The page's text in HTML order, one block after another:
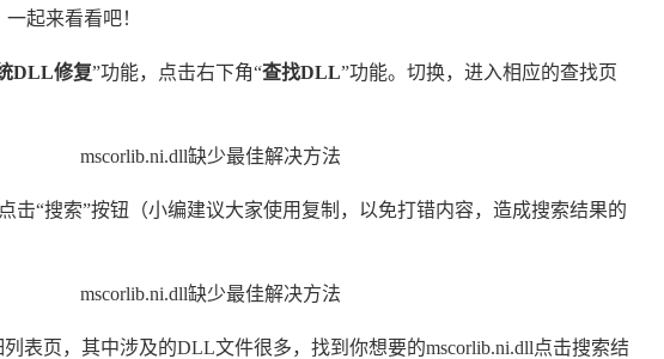
起来看看吧！
DLL修复”功能，点击右下角“查找DLL”功能。切换，进入相应的查找页
击“搜索”按钮（小编建议大家使用复制，以免打错内容，造成搜索结果的
表页，其中涉及的DLL文件很多，找到你想要的mscorlib.ni.dll点击搜索结